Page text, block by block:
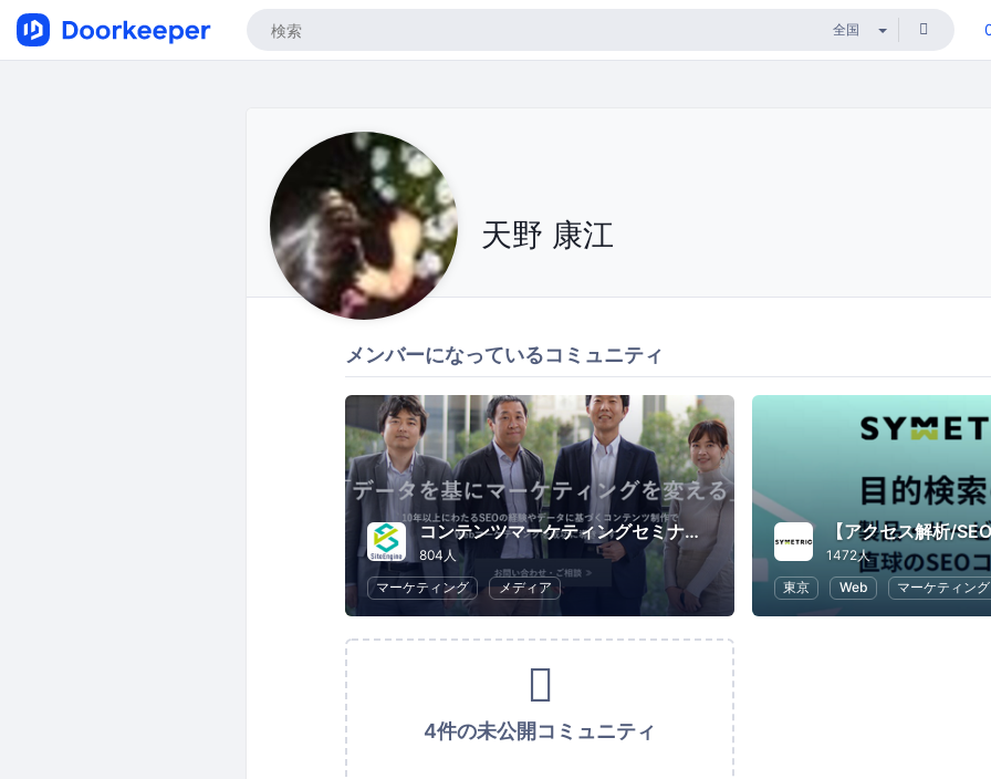
天野 康江
メンバーになっているコミュニティ
コンテンツマーケティングセミナー サイトエンジン
804人
マーケティング
メディア
1472人
東京
Web マーケティング
4件の未公開コミュニティ